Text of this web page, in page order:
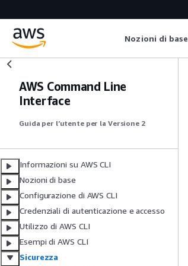
Nozioni di base
AWS Command Line
Interface
Guida per l’utente per la Versione 2
Informazioni su AWS CLI
Nozioni di base
Configurazione di AWS CLI
Credenziali di autenticazione e accesso
Utilizzo di AWS CLI
Esempi di AWS CLI
Sicurezza